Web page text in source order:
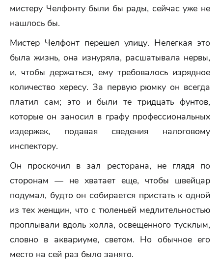
мистеру Челфонту были бы рады, сейчас уже не
нашлось бы.
Мистер Челфонт перешел улицу. Нелегкая это
была жизнь, она изнуряла, расшатывала нервы,
и, чтобы держаться, ему требовалось изрядное
количество хересу. За первую рюмку он всегда
платил сам; это и были те тридцать фунтов,
которые он заносил в графу профессиональных
издержек, подавая сведения налоговому
инспектору.
Он проскочил в зал ресторана, не глядя по
сторонам — не хватает еще, чтобы швейцар
подумал, будто он собирается пристать к одной
из тех женщин, что с тюленьей медлительностью
проплывали вдоль холла, освещенного тусклым,
словно в аквариуме, светом. Но обычное его
место на сей раз было занято.